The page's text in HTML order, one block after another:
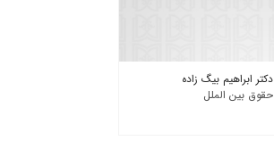
دکتر ابراهیم بیگ زاده
حقوق بین الملل